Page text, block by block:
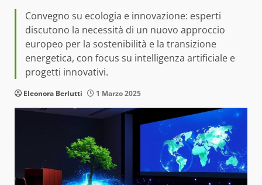
Convegno su ecologia e innovazione: esperti
discutono la necessità di un nuovo approccio
europeo per la sostenibilità e la transizione
energetica, con focus su intelligenza artificiale e
progetti innovativi.
Eleonora Berlutti 1 Marzo 2025